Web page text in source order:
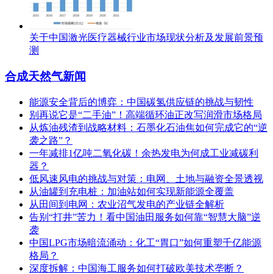
关于中国激光医疗器械行业市场现状分析及发展前景预
测
合成天然气新闻
能源安全背后的博弈：中国碳氢供应链的挑战与韧性
别再说它是“二手油”！高端循环油正改写润滑市场格局
从炼油残渣到战略材料：石墨化石油焦如何完成它的“逆
袭之路”？
一年减排1亿吨二氧化碳！余热发电为何成工业减碳利
器？
低风速风电的挑战与对策：电网、土地与融资全景透视
从油罐到充电桩：加油站如何实现新能源全覆盖
从田间到电网：农业沼气发电的产业链全解析
告别“打井”苦力！看中国油田服务如何靠“智慧大脑”逆
袭
中国LPG市场暗流涌动：化工“胃口”如何重塑千亿能源
格局？
深度拆解：中国海工服务如何打破欧美技术垄断？